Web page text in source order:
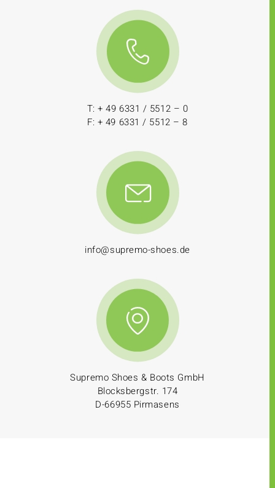
T: + 49 6331 / 5512 – 0
F: + 49 6331 / 5512 – 8
info@supremo-shoes.de
Supremo Shoes & Boots GmbH
Blocksbergstr. 174
D-66955 Pirmasens